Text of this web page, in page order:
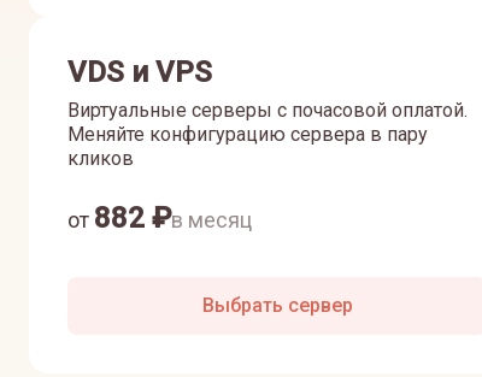
VDS и VPS
Виртуальные серверы с почасовой оплатой.
Меняйте конфигурацию сервера в пару
кликов
от 882 ₽в месяц
Выбрать сервер